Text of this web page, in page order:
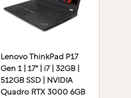
Lenovo ThinkPad P17
Gen 1 | 17" | i7 | 32GB |
512GB SSD | NVIDIA
Quadro RTX 3000 6GB